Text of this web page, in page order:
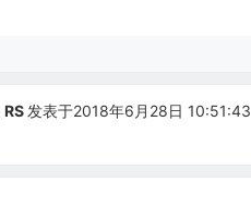
RS 发表于2018年6月28日 10:51:43